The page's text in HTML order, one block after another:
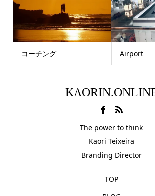
コーチング Airport
The power to think
Kaori Teixeira
Branding Director
TOP